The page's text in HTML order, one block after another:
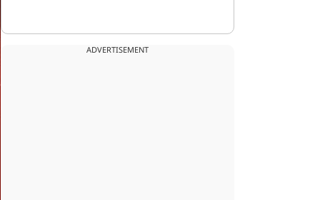
ADVERTISEMENT